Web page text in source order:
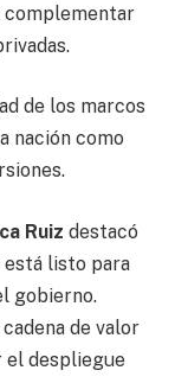
complementar
de los marcos
nación como
Ruiz destacó
está listo para
gobierno.
de valor
el despliegue